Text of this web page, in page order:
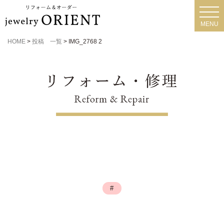
MENU
HOME > 投稿 一覧 > IMG_2768 2
#